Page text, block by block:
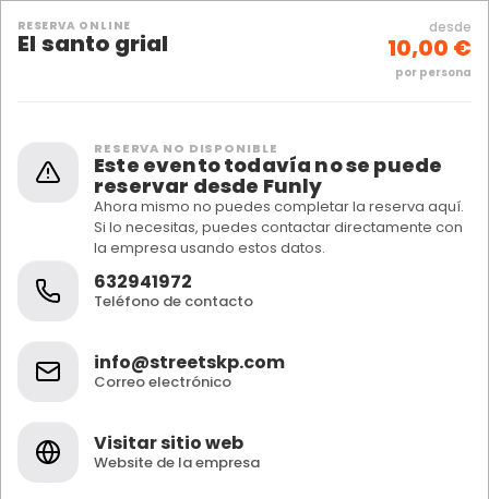
RESERVA ONLINE
El santo grial
desde
10,00 €
por persona
RESERVA NO DISPONIBLE
Este evento todavía no se puede
reservar desde Funly
Ahora mismo no puedes completar la reserva aquí.
Si lo necesitas, puedes contactar directamente con
la empresa usando estos datos.
632941972
Teléfono de contacto
info@streetskp.com
Correo electrónico
Visitar sitio web
Website de la empresa